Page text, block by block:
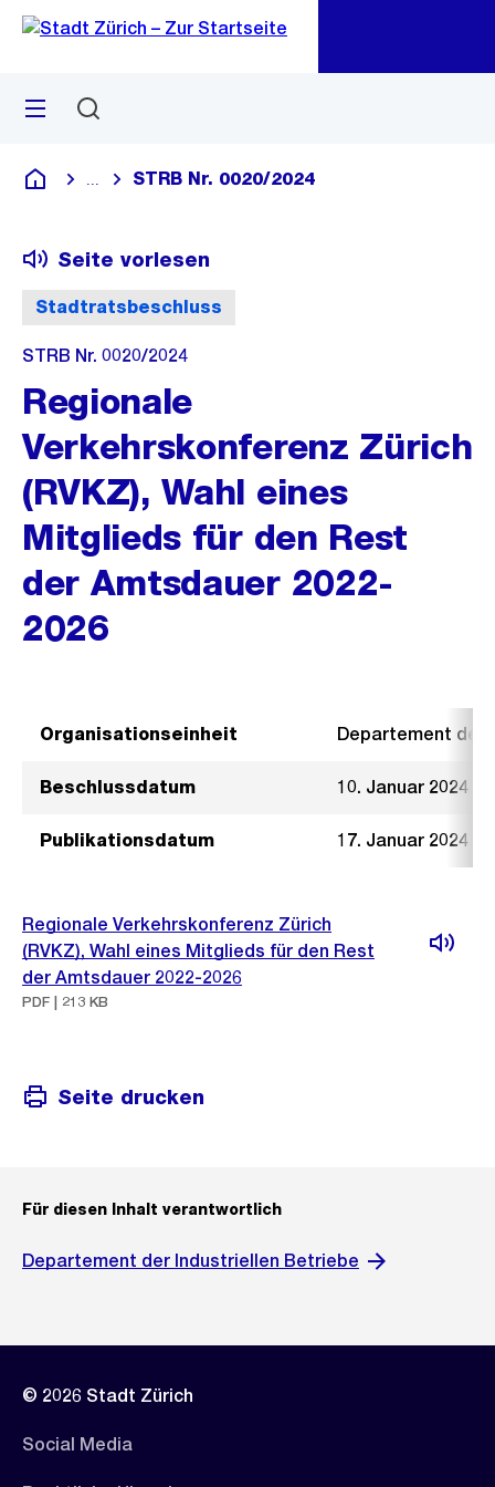
Navigation
Sprunglink
Menü
Deutsch
Blende alle Breadcrumbs ein
STRB Nr. 0020/2024
Stadtratsbeschluss
Seite vorlesen
STRB Nr. 0020/2024
Regionale
Verkehrskonferenz Zürich
(RVKZ), Wahl eines
Mitglieds für den Rest
der Amtsdauer 2022-
2026
Organisationseinheit Departement der
Beschlussdatum 10. Januar 2024
Publikationsdatum 17. Januar 2024
Regionale Verkehrskonferenz Zürich
(RVKZ), Wahl eines Mitglieds für den Rest
der Amtsdauer 2022-2026
PDF | 213 KB
Seite drucken
Für diesen Inhalt verantwortlich
Departement der Industriellen Betriebe
© 2026 Stadt Zürich
Social Media